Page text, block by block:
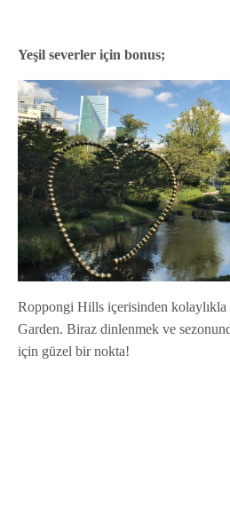
Yeşil severler için bonus;
Roppongi Hills içerisinden
Garden. Biraz dinlenmek ve
için güzel bir nokta!